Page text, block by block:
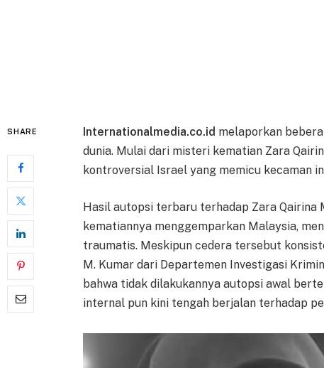
SHARE Internationalmedia.co.id melaporkan
dunia. Mulai dari misteri kematian Zara
kontroversial Israel yang memicu kecaman
Hasil autopsi terbaru terhadap Zara Qairina
kematiannya menggemparkan Malaysia,
traumatis. Meskipun cedera tersebut
M. Kumar dari Departemen Investigasi
bahwa tidak dilakukannya autopsi awal
internal pun kini tengah berjalan terhadap